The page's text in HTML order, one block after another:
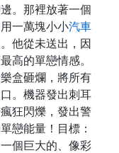
。那裡放著一個
一萬塊小小汽車
他從未送出，因
高的單戀情感。
盒砸爛，將所有
。機器發出刺耳
狂閃爍，發出警
戀能量！目標：
個巨大的、像彩